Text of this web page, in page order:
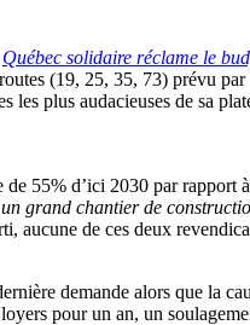
Québec solidaire réclame le
(19, 25, 35, 73) prévu
les plus audacieuses de sa
55% d’ici 2030 par rapport
grand chantier de
de ces deux
demande alors que la
pour un an, un